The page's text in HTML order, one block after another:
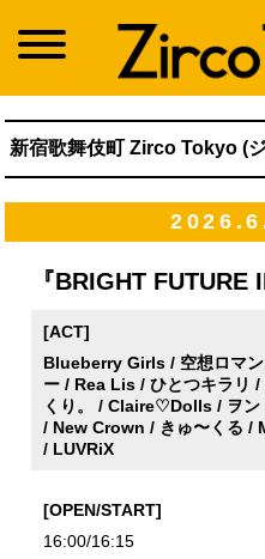
新宿歌舞伎町 Zirco Tokyo (
『BRIGHT FUTURE
[ACT]
Blueberry Girls / 空想ロマ
ー / Rea Lis / ひとつキラリ
くり。 / Claire♡Dolls / ヲ
/ New Crown / きゅ〜くる /
/ LUVRiX
[OPEN/START]
16:00/16:15